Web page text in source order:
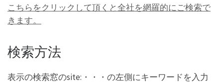
こちらをクリックして頂くと全社を網羅的にご検索で
きます。
検索方法
表示の検索窓のsite:・・・の左側にキーワードを入力